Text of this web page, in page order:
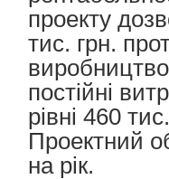
проекту
тис. грн.
виробництво
постійні
рівні 460
Проектний
на рік.